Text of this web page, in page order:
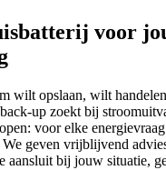
voor
wilt opslaan, wilt
up zoekt bij
voor elke
We geven vrijblijvend
aansluit bij jouw situatie,